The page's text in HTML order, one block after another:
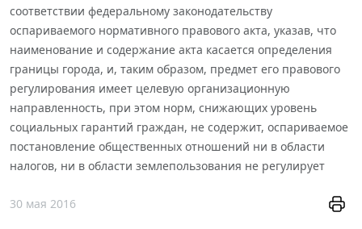
соответствии федеральному законодательству
оспариваемого нормативного правового акта, указав, что
наименование и содержание акта касается определения
границы города, и, таким образом, предмет его правового
регулирования имеет целевую организационную
направленность, при этом норм, снижающих уровень
социальных гарантий граждан, не содержит, оспариваемое
постановление общественных отношений ни в области
налогов, ни в области землепользования не регулирует
30 мая 2016